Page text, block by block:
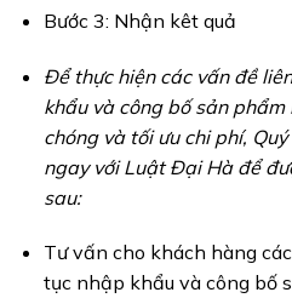
Bước 3: Nhận kêt quả
Để thực hiện các vấn đề
khẩu và công bố sản
chóng và tối ưu chi phí,
ngay với Luật Đại Hà để
sau:
Tư vấn cho khách hàng
tục nhập khẩu và công bố